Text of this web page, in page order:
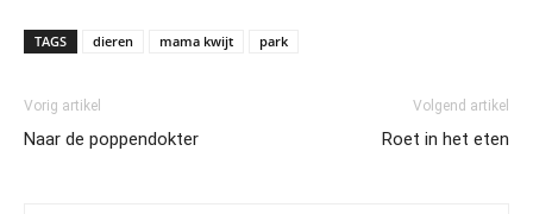
TAGS dieren mama kwijt park
Vorig artikel
Naar de poppendokter
Volgend artikel
Roet in het eten